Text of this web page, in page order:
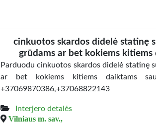
cinkuotos skardos didelė statinę
grūdams ar bet kokiems
Parduodu cinkuotos skardos didelė statinę
ar bet kokiems kitiems daiktams
+37069870386,+37068822143
Interjero detalės
Vilniaus m. sav.,